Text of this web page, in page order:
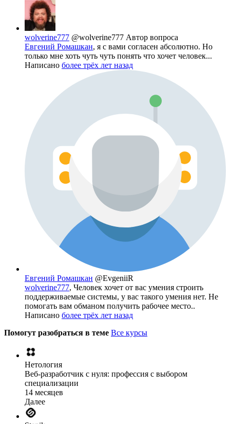
wolverine777 @wolverine777 Автор вопроса
Евгений Ромашкан, я с вами согласен абсолютно. Но
только мне хоть чуть чуть понять что хочет человек...
Написано более трёх лет назад
Евгений Ромашкан @EvgeniiR
wolverine777, Человек хочет от вас умения строить
поддерживаемые системы, у вас такого умения нет. Не
помогать вам обманом получить рабочее место..
Написано более трёх лет назад
Помогут разобраться в теме Все курсы
Нетология
Веб-разработчик с нуля: профессия с выбором
специализации
14 месяцев
Далее